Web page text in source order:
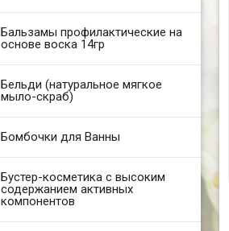
Бальзамы профилактические на
основе воска 14гр
Бельди (натуральное мягкое
мыло-скраб)
Бомбочки для Ванны
Бустер-косметика с высоким
содержанием активных
компонентов